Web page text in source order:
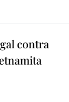
contra